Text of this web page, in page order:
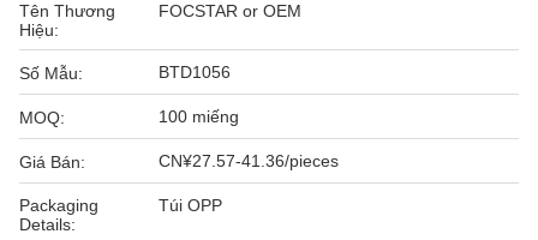
Tên Thương
Hiệu:
FOCSTAR or OEM
Số Mẫu: BTD1056
MOQ: 100 miếng
Giá Bán: CN¥27.57-41.36/pieces
Packaging
Details:
Túi OPP